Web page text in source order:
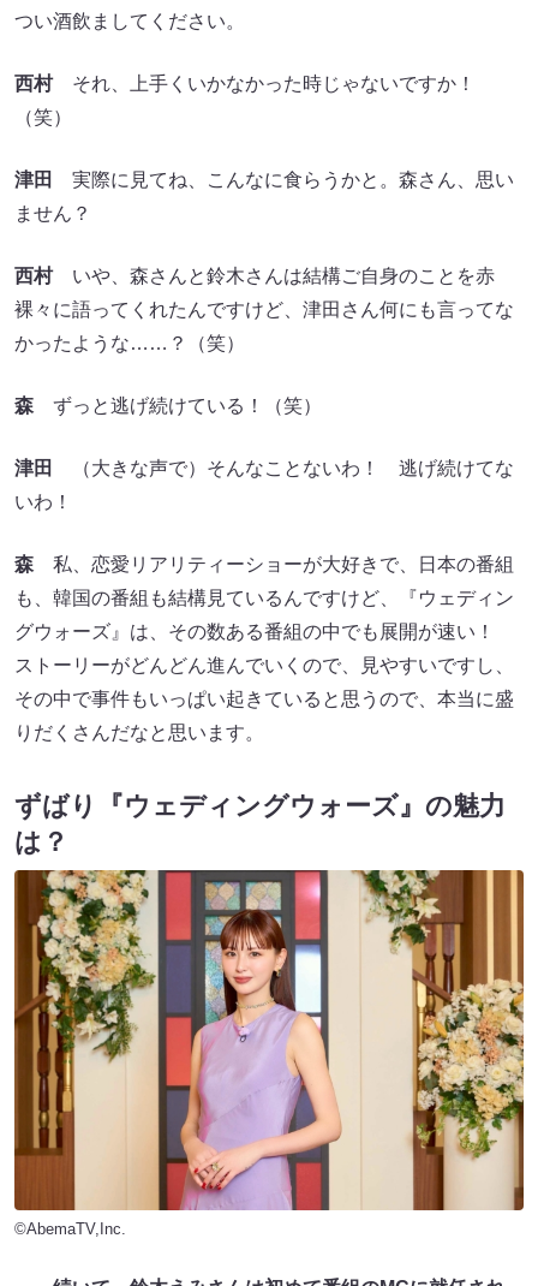
つい酒飲ましてください。
西村それ、上手くいかなかった時じゃないですか！
（笑）
津田
実際に見てね、こんなに食らうかと。森さん、思い
ません？
西村いや、森さんと鈴木さんは結構ご自身のことを赤
裸々に語ってくれたんですけど、津田さん何にも言ってな
かったような……？（笑）
森 ずっと逃げ続けている！（笑）
津田
（大きな声で）そんなことないわ！ 逃げ続けてな
いわ！
森 私、恋愛リアリティーショーが大好きで、日本の番組
も、韓国の番組も結構見ているんですけど、『ウェディン
グウォーズ』は、その数ある番組の中でも展開が速い！
ストーリーがどんどん進んでいくので、見やすいですし、
その中で事件もいっぱい起きていると思うので、本当に盛
りだくさんだなと思います。
ずばり『ウェディングウォーズ』の魅力
は？
©AbemaTV,Inc.